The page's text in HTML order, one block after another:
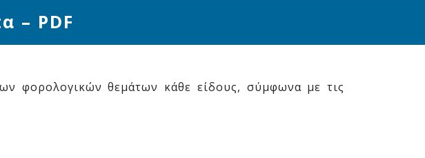
– PDF
φορολογικών θεμάτων κάθε είδους, σύμφωνα με τις